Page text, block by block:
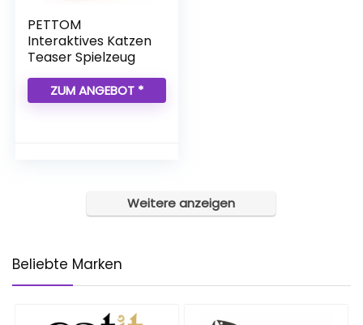
PETTOM
Interaktives Katzen
Teaser Spielzeug
ZUM ANGEBOT *
Weitere anzeigen
Beliebte Marken